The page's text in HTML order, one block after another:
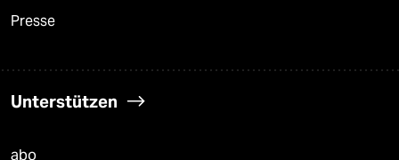
Presse
Unterstützen
abo